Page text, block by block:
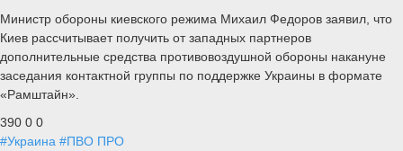
Министр обороны киевского режима Михаил Федоров заявил, что
Киев рассчитывает получить от западных партнеров
дополнительные средства противовоздушной обороны накануне
заседания контактной группы по поддержке Украины в формате
«Рамштайн».
390 0 0
#Украина #ПВО ПРО